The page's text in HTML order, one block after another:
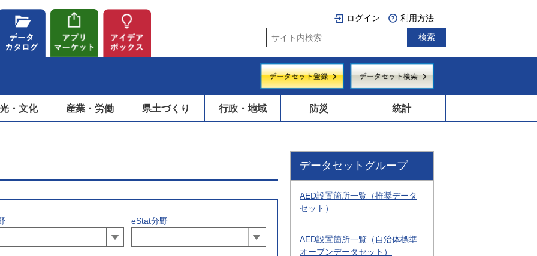
ログイン 利用方法
・文化 産業・労働 県土づくり 行政・地域 防災 統計
eStat分野
データセットグループ
AED設置箇所一覧（推奨データ
セット）
AED設置箇所一覧（自治体標準
オープンデータセット）